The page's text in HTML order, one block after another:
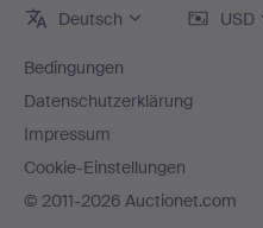
Deutsch USD
Bedingungen
Datenschutzerklärung
Impressum
Cookie-Einstellungen
© 2011-2026 Auctionet.com